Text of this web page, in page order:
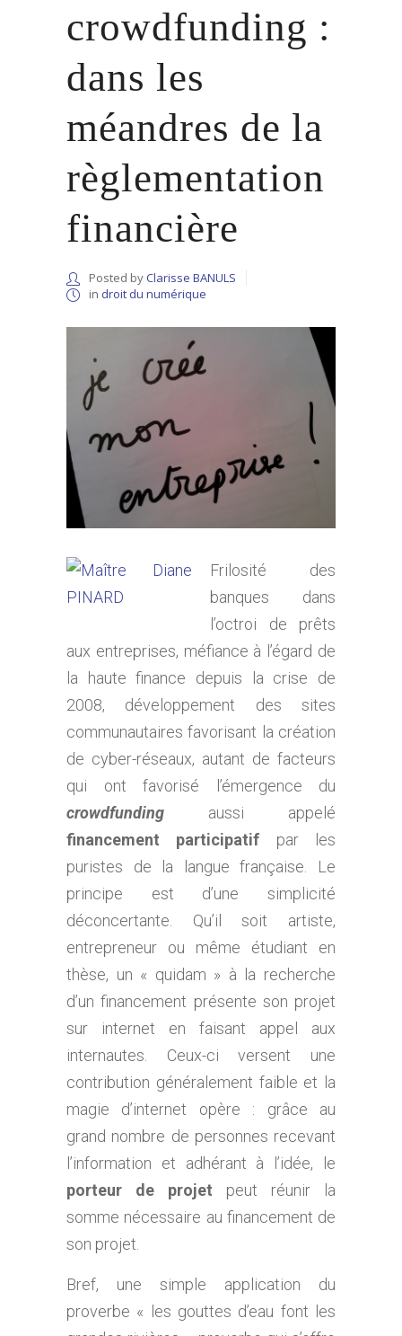
crowdfunding :
dans les
méandres de la
règlementation
financière
Posted byClarisse BANULS
in droit du numérique
Frilosité des
banques dans
l’octroi de prêts
aux entreprises, méfiance à l’égard de
la haute finance depuis la crise de
2008, développement des sites
communautaires favorisant la création
de cyber-réseaux, autant de facteurs
qui ont favorisé l’émergence du
crowdfunding aussi appelé
financement participatif par les
puristes de la langue française. Le
principe est d’une simplicité
déconcertante. Qu’il soit artiste,
entrepreneur ou même étudiant en
thèse, un « quidam » à la recherche
d’un financement présente son projet
sur internet en faisant appel aux
internautes. Ceux-ci versent une
contribution généralement faible et la
magie d’internet opère : grâce au
grand nombre de personnes recevant
l’information et adhérant à l’idée, le
porteur de projet peut réunir la
somme nécessaire au financement de
son projet.
Bref, une simple application du
proverbe « les gouttes d’eau font les